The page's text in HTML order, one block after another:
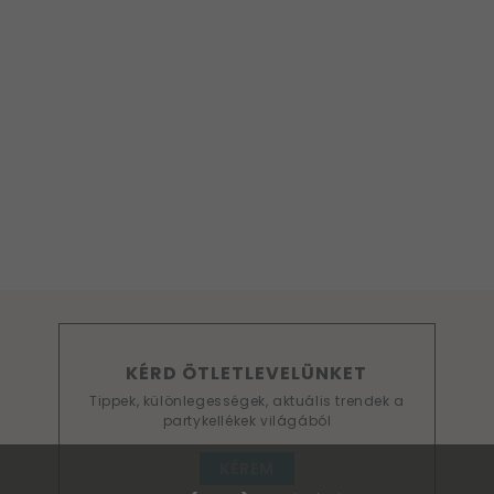
KÉRD ÖTLETLEVELÜNKET
Tippek, különlegességek, aktuális trendek a
partykellékek világából